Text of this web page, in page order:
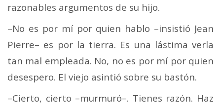
razonables argumentos de su hijo.
–No es por mí por quien hablo –insistió Jean
Pierre– es por la tierra. Es una lástima verla
tan mal empleada. No, no es por mí por quien
desespero. El viejo asintió sobre su bastón.
–Cierto, cierto –murmuró–. Tienes razón. Haz